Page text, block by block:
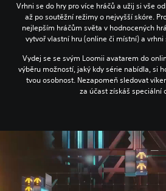
Vrhni se do hry pro více hráčů a užij si vše
až po soutěžní režimy o nejvyšší skóre.
nejlepším hráčům světa v hodnocených
vytvoř vlastní hru (online či místní) a
Vydej se se svým Loomii avatarem do
výběru možností, jaký kdy série nabídla, si
tvou osobnost. Nezapomeň sledovat
za účast získáš speciální